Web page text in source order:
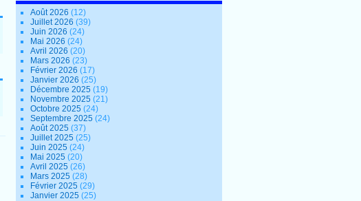
Août 2026 (12)
Juillet 2026 (39)
Juin 2026 (24)
Mai 2026 (24)
Avril 2026 (20)
Mars 2026 (23)
Février 2026 (17)
Janvier 2026 (25)
Décembre 2025 (19)
Novembre 2025 (21)
Octobre 2025 (24)
Septembre 2025 (24)
Août 2025 (37)
Juillet 2025 (25)
Juin 2025 (24)
Mai 2025 (20)
Avril 2025 (26)
Mars 2025 (28)
Février 2025 (29)
Janvier 2025 (25)